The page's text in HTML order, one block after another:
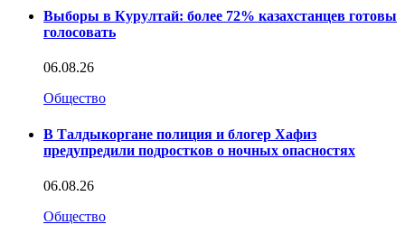
Выборы в Курултай: более 72% казахстанцев готовы
голосовать
06.08.26
Общество
В Талдыкоргане полиция и блогер Хафиз
предупредили подростков о ночных опасностях
06.08.26
Общество